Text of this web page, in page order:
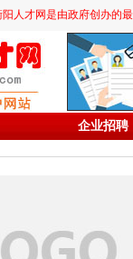
人才网是由政府创办的
企业招聘